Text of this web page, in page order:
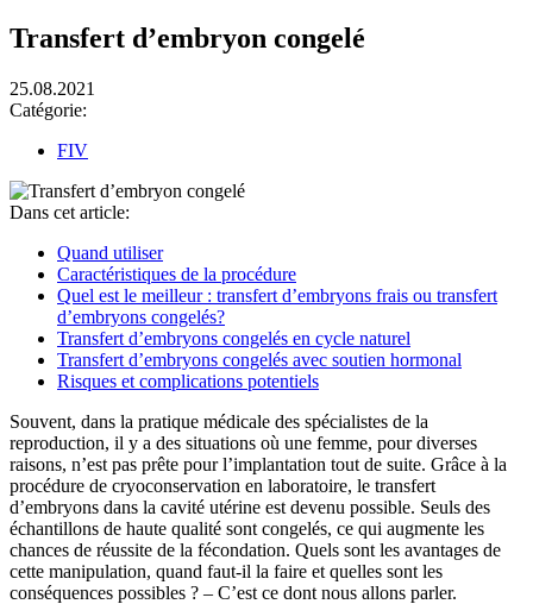
Transfert d’embryon congelé
25.08.2021
Catégorie:
FIV
Dans cet article:
Quand utiliser
Caractéristiques de la procédure
Quel est le meilleur : transfert d’embryons frais ou transfert
d’embryons congelés?
Transfert d’embryons congelés en cycle naturel
Transfert d’embryons congelés avec soutien hormonal
Risques et complications potentiels
Souvent, dans la pratique médicale des spécialistes de la
reproduction, il y a des situations où une femme, pour diverses
raisons, n’est pas prête pour l’implantation tout de suite. Grâce à la
procédure de cryoconservation en laboratoire, le transfert
d’embryons dans la cavité utérine est devenu possible. Seuls des
échantillons de haute qualité sont congelés, ce qui augmente les
chances de réussite de la fécondation. Quels sont les avantages de
cette manipulation, quand faut-il la faire et quelles sont les
conséquences possibles ? – C’est ce dont nous allons parler.